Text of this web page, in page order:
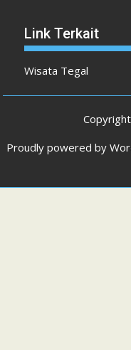
Link Terkait
Wisata Tegal
Proudly powered by